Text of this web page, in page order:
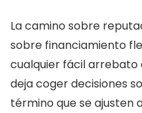
La camino sobre
sobre financiamiento
cualquier fácil arrebato
deja coger decisiones
término que se ajusten